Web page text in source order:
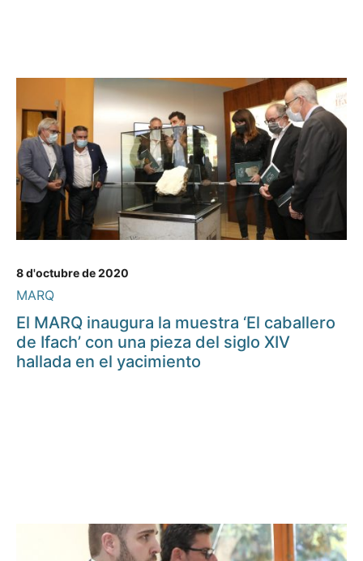
8 d'octubre de 2020
MARQ
El MARQ inaugura la muestra ‘El caballero
de Ifach’ con una pieza del siglo XIV
hallada en el yacimiento